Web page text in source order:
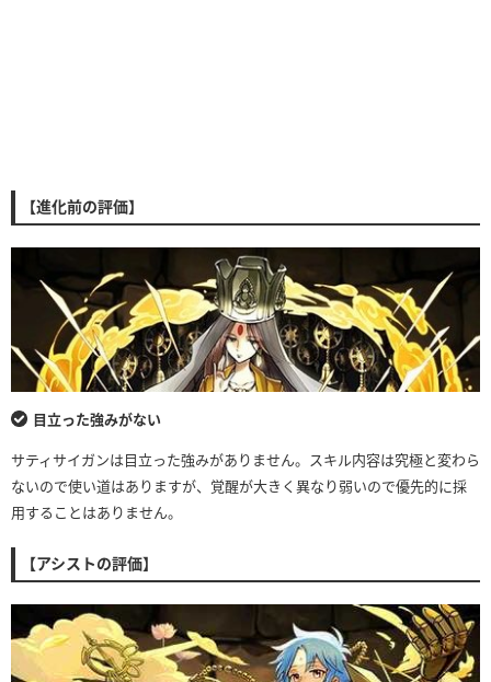
【進化前の評価】
目立った強みがない
サティサイガンは目立った強みがありません。スキル内容は究極と変わら
ないので使い道はありますが、覚醒が大きく異なり弱いので優先的に採
用することはありません。
【アシストの評価】